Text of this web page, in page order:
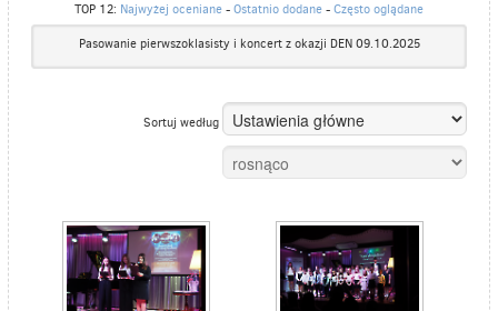
TOP 12: Najwyżej oceniane - Ostatnio dodane - Często oglądane
Pasowanie pierwszoklasisty i koncert z okazji DEN 09.10.2025
Sortuj według